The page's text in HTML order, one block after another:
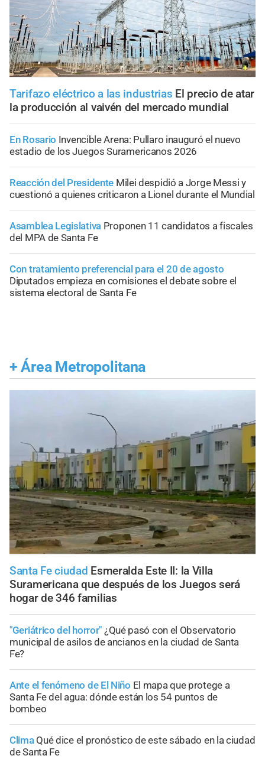
Tarifazo eléctrico a las industrias El precio de atar
la producción al vaivén del mercado mundial
En Rosario Invencible Arena: Pullaro inauguró el nuevo
estadio de los Juegos Suramericanos 2026
Reacción del Presidente Milei despidió a Jorge Messi y
cuestionó a quienes criticaron a Lionel durante el Mundial
Asamblea Legislativa Proponen 11 candidatos a fiscales
del MPA de Santa Fe
Con tratamiento preferencial para el 20 de agosto
Diputados empieza en comisiones el debate sobre el
sistema electoral de Santa Fe
+ Área Metropolitana
Santa Fe ciudad Esmeralda Este II: la Villa
Suramericana que después de los Juegos será
hogar de 346 familias
"Geriátrico del horror" ¿Qué pasó con el Observatorio
municipal de asilos de ancianos en la ciudad de Santa
Fe?
Ante el fenómeno de El Niño El mapa que protege a
Santa Fe del agua: dónde están los 54 puntos de
bombeo
Clima Qué dice el pronóstico de este sábado en la ciudad
de Santa Fe